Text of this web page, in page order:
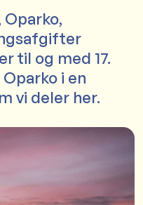
til og med 17.
i en
vi deler her.